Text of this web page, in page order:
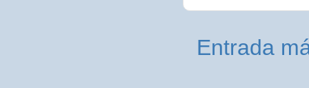
Entrada